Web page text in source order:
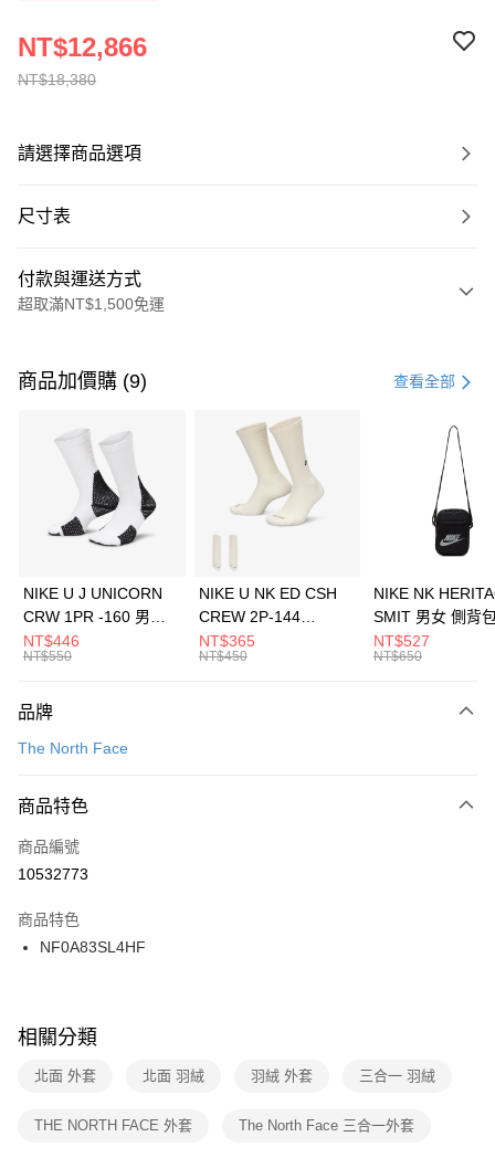
NT$18,380
NT$12,866
請選擇商品選項
尺寸表
付款與運送方式
超取滿NT$1,500免運
信用卡一次付款
3 期 0 利率 每期 21家銀行
合作金庫商業銀行
第一商業銀行
華南商業銀行
彰化商業銀行
上海商業儲蓄銀行
元大商業銀行
台灣樂天信用卡公司
Apple Pay
全盈+PAY
AFTEE先享後付
【關於「AFTEE先享後付」】
便利好安心！
３．安心：先確認商品／服務後，再付款。
【「AFTEE先享後付」結帳流程】
１．於結帳方式選擇「AFTEE先享後付」後，將跳轉至「AFTEE先享後付」
２．訂單成立數日內，您將收到繳費通知簡訊。
３．收到繳費通知簡訊後14天內，點擊此簡訊中的連結，可透過四大超商／
ATM／網路銀行／等多元方式進行付款，方視為交易完成。
※ 交易是否成功請以「AFTEE先享後付 」之結帳頁面顯示為準，若有關於
是否繳費成功／繳費後需取消欲退款等相關疑問，請聯繫「AFTEE先享後付
客戶支援中心」
https://netprotections.freshdesk.com/support/home
１．透過由恩沛科技股份有限公司提供之「AFTEE先享後付」服務完成之交
運送方式
每筆NT$100，滿NT$1,500(含以上)免運費
宅配
每筆NT$100，滿NT$1,500(含以上)免運費
付款後門市自取
每筆NT$100，滿NT$1,500(含以上)免運費
商品加價購 (9) 查看全部
NIKE U J UNICORN
CRW 1PR -160 男女
中統襪 FZ3393100
NT$446
NT$550
NIKE U NK ED CSH
CREW 2P-144
EMBRDY 男女 短統襪
FZ3073133
NT$365
NT$450
NIKE NK
SMIT 男女 側背
BA5871010
NT$527
NT$650
品牌
The North Face
商品特色
商品編號
10532773
商品特色
NF0A83SL4HF
相關分類
北面 外套 北面 羽絨 羽絨 外套 三合一 羽絨
THE NORTH FACE 外套 The North Face 三合一外套